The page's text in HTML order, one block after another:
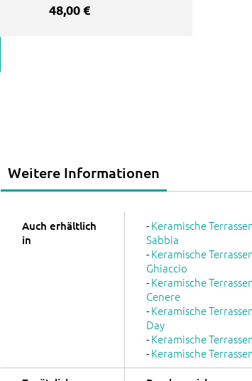
48,00 €
Weitere Informationen
Auch erhältlich
in
-Keramische
Sabbia
-Keramische
Ghiaccio
-Keramische
Cenere
-Keramische
Day
-Keramische
-Keramische